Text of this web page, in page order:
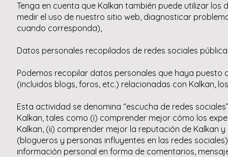
Tenga en cuenta que Kalkan también puede utilizar
medir el uso de nuestro sitio web, diagnosticar
cuando corresponda),
Datos personales recopilados de redes sociales
Podemos recopilar datos personales que haya
(incluidos blogs, foros, etc.) relacionadas con Kalkan,
Esta actividad se denomina “escucha de redes
Kalkan, tales como (i) comprender mejor cómo los
Kalkan, (ii) comprender mejor la reputación de Kalkan
(blogueros y personas influyentes en las redes
información personal en forma de comentarios,